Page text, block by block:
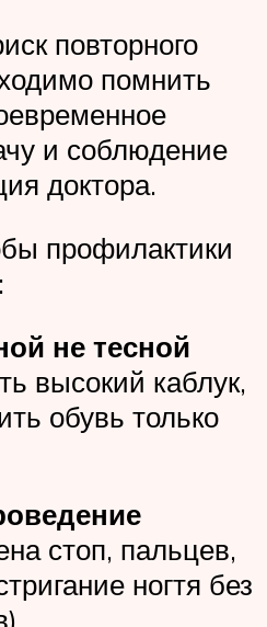
повторного
помнить
и соблюдение
доктора.
профилактики
не тесной
высокий каблук,
обувь только
стоп, пальцев,
ногтя без